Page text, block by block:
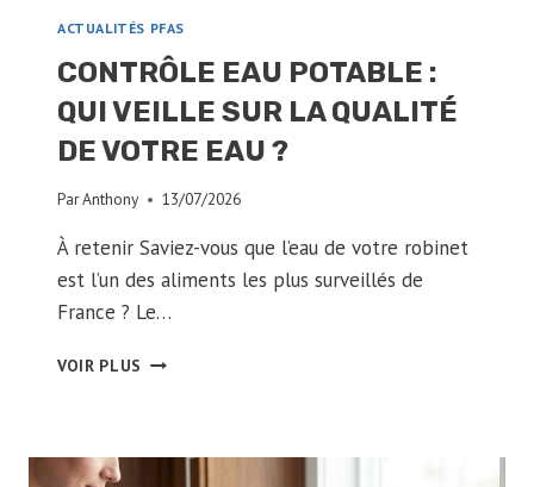
ACTUALITÉS PFAS
CONTRÔLE EAU POTABLE :
QUI VEILLE SUR LA QUALITÉ
DE VOTRE EAU ?
ParAnthony 13/07/2026
À retenir Saviez-vous que l’eau de votre robinet
est l’un des aliments les plus surveillés de
France ? Le…
VOIR PLUS CONTRÔLE
QUI